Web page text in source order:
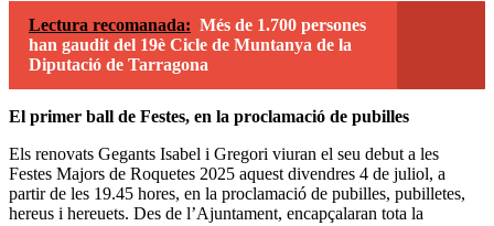
Lectura recomanada: Més de 1.700 persones
han gaudit del 19è Cicle de Muntanya de la
Diputació de Tarragona
El primer ball de Festes, en la proclamació de pubilles
Els renovats Gegants Isabel i Gregori viuran el seu debut a les
Festes Majors de Roquetes 2025 aquest divendres 4 de juliol, a
partir de les 19.45 hores, en la proclamació de pubilles, pubilletes,
hereus i hereuets. Des de l’Ajuntament, encapçalaran tota la